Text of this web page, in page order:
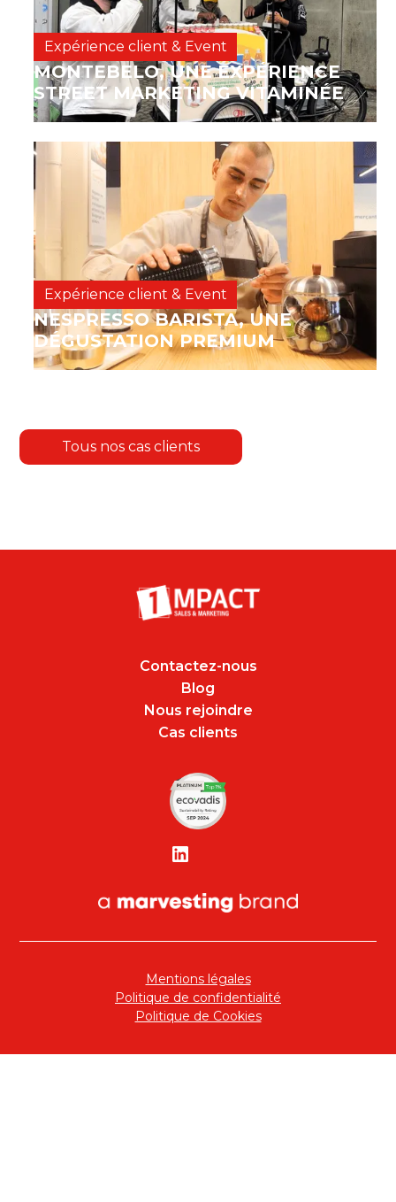
Tous nos cas clients
Expérience client & Event
MONTEBELO, UNE EXPÉRIENCE
STREET MARKETING VITAMINÉE
Expérience client & Event
NESPRESSO BARISTA, UNE
DÉGUSTATION PREMIUM
Contactez-nous
Blog
Nous rejoindre
Cas clients
Mentions légales
Politique de confidentialité
Politique de Cookies